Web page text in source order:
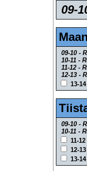
09-
09-10 -
10-11 -
11-12 -
12-13 -
13-
09-10 -
10-11 -
11-
12-
13-